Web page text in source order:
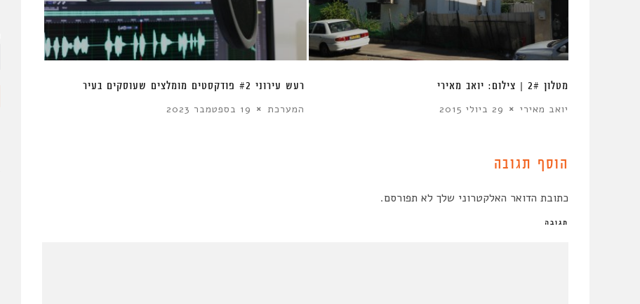
רעש עירוני #2 פודקסטים מומלצים שעוסקים בעיר
המערכת 19 בספטמבר 2023
מטלון 2# | צילום: יואב מאירי
יואב מאירי 29 ביולי 2015
הוסף תגובה
כתובת הדואר האלקטרוני שלך לא תפורסם.
תגובה